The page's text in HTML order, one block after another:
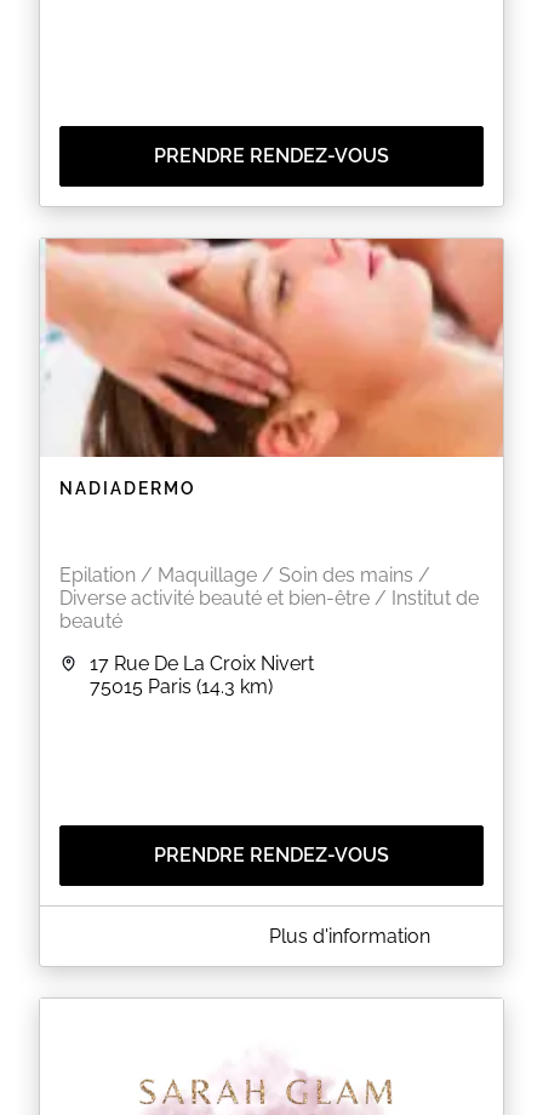
PRENDRE RENDEZ-VOUS
NADIADERMO
Epilation / Maquillage / Soin des mains /
Diverse activité beauté et bien-être / Institut de
beauté
17 Rue De La Croix Nivert
75015 Paris (14.3 km)
PRENDRE RENDEZ-VOUS
A PROPOS DE NADIADERMO
Dans une ambiance épurée et apaisante, Nadia et
Cambronne pour faire de vous une véritable
empreint de pureté et vous conseille avec
dynamisme pour vous aider à être sublime au
Plus d'information